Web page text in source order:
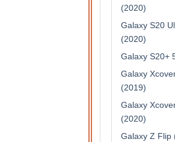
(2020)
Galaxy S20
(2020)
Galaxy S20+
Galaxy
(2019)
Galaxy
(2020)
Galaxy Z Flip